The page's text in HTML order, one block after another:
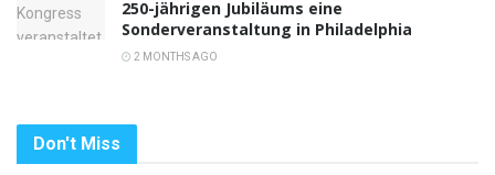
250-jährigen Jubiläums eine
Sonderveranstaltung in Philadelphia
2 MONTHS AGO
Don't Miss